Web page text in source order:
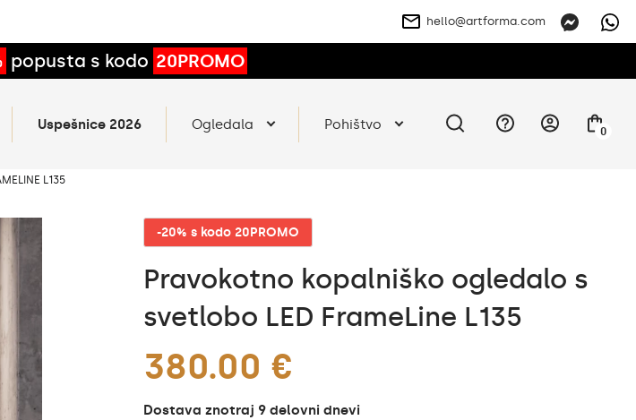
hello@artforma.com
popusta s kodo 20PROMO
Uspešnice 2026 Ogledala Pohištvo 0
L135
-20% s kodo 20PROMO
Pravokotno kopalniško ogledalo s
svetlobo LED FrameLine L135
380.00 €
Dostava znotraj 9 delovni dnevi